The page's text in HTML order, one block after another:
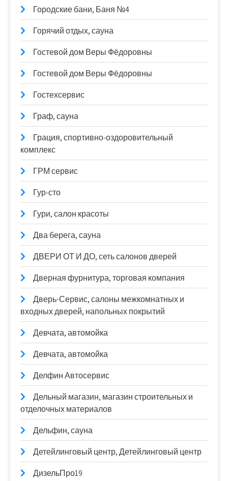
Городские бани, Баня №4
Горячий отдых, сауна
Гостевой дом Веры Фёдоровны
Гостевой дом Веры Фёдоровны
Гостехсервис
Граф, сауна
Грация, спортивно-оздоровительный
комплекс
ГРМ сервис
Гур-сто
Гури, салон красоты
Два берега, сауна
ДВЕРИ ОТ И ДО, сеть салонов дверей
Дверная фурнитура, торговая компания
Дверь-Сервис, салоны межкомнатных и
входных дверей, напольных покрытий
Девчата, автомойка
Девчата, автомойка
Делфин Автосервис
Дельный магазин, магазин строительных и
отделочных материалов
Дельфин, сауна
Детейлинговый центр, Детейлинговый центр
ДизельПро19